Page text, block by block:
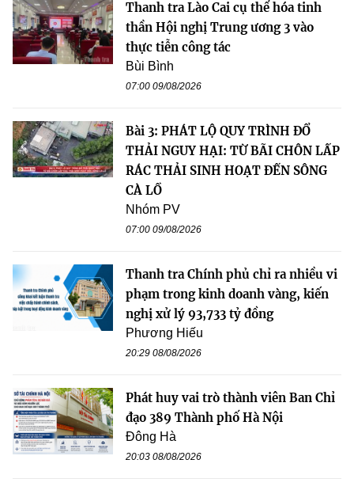
Thanh tra Lào Cai cụ thể hóa tinh
thần Hội nghị Trung ương 3 vào
thực tiễn công tác
Bùi Bình
07:00 09/08/2026
Bài 3: PHÁT LỘ QUY TRÌNH ĐỔ
THẢI NGUY HẠI: TỪ BÃI CHÔN LẤP
RÁC THẢI SINH HOẠT ĐẾN SÔNG
CÀ LỒ
Nhóm PV
07:00 09/08/2026
Thanh tra Chính phủ chỉ ra nhiều vi
phạm trong kinh doanh vàng, kiến
nghị xử lý 93,733 tỷ đồng
Phương Hiếu
20:29 08/08/2026
Phát huy vai trò thành viên Ban Chỉ
đạo 389 Thành phố Hà Nội
Đông Hà
20:03 08/08/2026